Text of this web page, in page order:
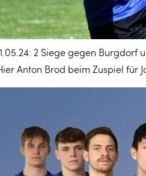
2 Siege gegen
Anton Brod beim Zuspiel für